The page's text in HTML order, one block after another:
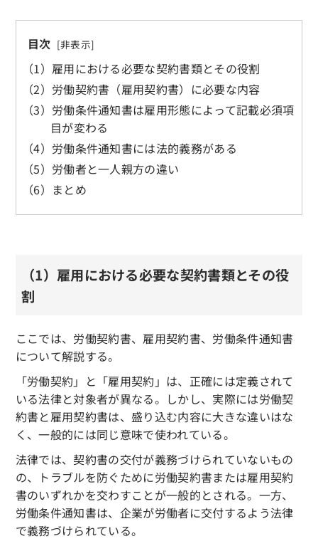
目次
（1）雇用における必要な契約書類とその役割
（2）労働契約書（雇用契約書）に必要な内容
（3）労働条件通知書は雇用形態によって記載必須項
目が変わる
（4）労働条件通知書には法的義務がある
（5）労働者と一人親方の違い
（6）まとめ
（1）雇用における必要な契約書類とその役
割
ここでは、労働契約書、雇用契約書、労働条件通知書
について解説する。
「労働契約」と「雇用契約」は、正確には定義されて
いる法律と対象者が異なる。しかし、実際には労働契
約書と雇用契約書は、盛り込む内容に大きな違いはな
く、一般的には同じ意味で使われている。
法律では、契約書の交付が義務づけられていないもの
の、トラブルを防ぐために労働契約書または雇用契約
書のいずれかを交わすことが一般的とされる。一方、
労働条件通知書は、企業が労働者に交付するよう法律
で義務づけられている。